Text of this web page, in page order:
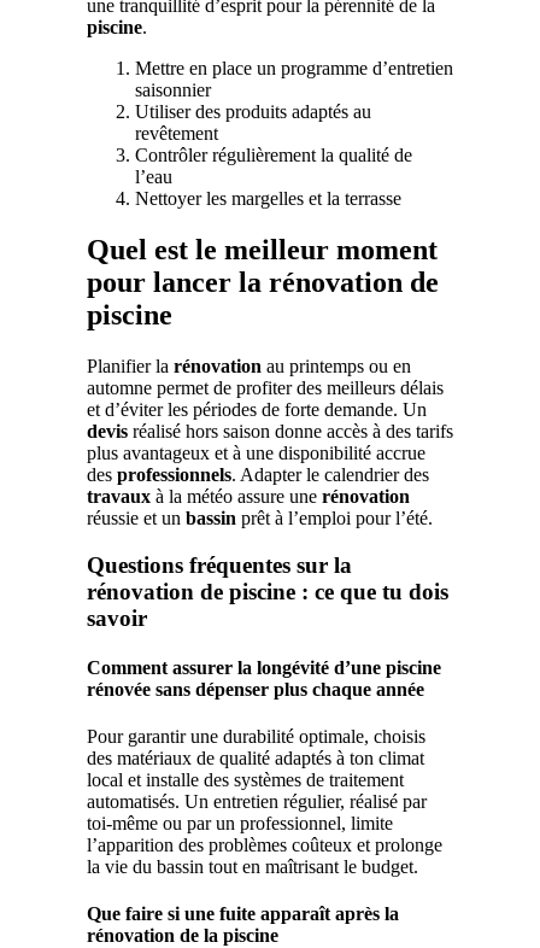
une tranquillité d’esprit pour la pérennité de la
piscine.
Mettre en place un programme d’entretien
saisonnier
Utiliser des produits adaptés au
revêtement
Contrôler régulièrement la qualité de
l’eau
Nettoyer les margelles et la terrasse
Quel est le meilleur moment
pour lancer la rénovation de
piscine
Planifier la rénovation au printemps ou en
automne permet de profiter des meilleurs délais
et d’éviter les périodes de forte demande. Un
devis réalisé hors saison donne accès à des tarifs
plus avantageux et à une disponibilité accrue
des professionnels. Adapter le calendrier des
travaux à la météo assure une rénovation
réussie et un bassin prêt à l’emploi pour l’été.
Questions fréquentes sur la
rénovation de piscine : ce que tu dois
savoir
Comment assurer la longévité d’une piscine
rénovée sans dépenser plus chaque année
Pour garantir une durabilité optimale, choisis
des matériaux de qualité adaptés à ton climat
local et installe des systèmes de traitement
automatisés. Un entretien régulier, réalisé par
toi-même ou par un professionnel, limite
l’apparition des problèmes coûteux et prolonge
la vie du bassin tout en maîtrisant le budget.
Que faire si une fuite apparaît après la
rénovation de la piscine